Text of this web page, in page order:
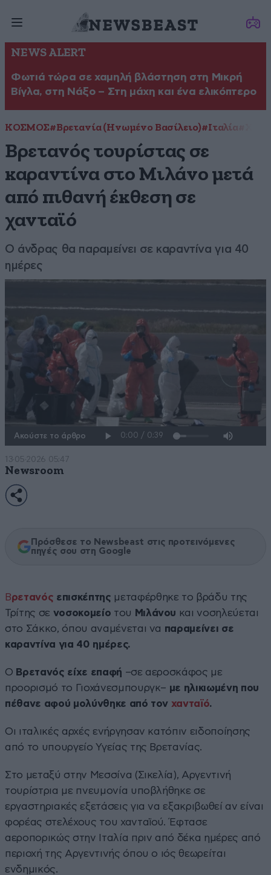
NEWS ALERT
Φωτιά τώρα σε χαμηλή βλάστηση στη Μικρή
Βίγλα, στη Νάξο – Στη μάχη και ένα ελικόπτερο
ΚΟΣΜΟΣ#Βρετανία (Ηνωμένο Βασίλειο)#Ιταλία
Βρετανός τουρίστας σε
καραντίνα στο Μιλάνο μετά
από πιθανή έκθεση σε
χανταϊό
Ο άνδρας θα παραμείνει σε καραντίνα για 40
ημέρες
Ακούστε το άρθρο
13·05·2026 05:47
Newsroom
Πρόσθεσε το Newsbeast στις προτεινόμενες
πηγές σου στη Google
Βρετανός επισκέπτης μεταφέρθηκε το βράδυ της
Τρίτης σε νοσοκομείο του Μιλάνου και νοσηλεύεται
στο Σάκκο, όπου αναμένεται να παραμείνει σε
καραντίνα για 40 ημέρες.
Ο Βρετανός είχε επαφή –σε αεροσκάφος με
προορισμό το Γιοχάνεσμπουργκ– με ηλικιωμένη που
πέθανε αφού μολύνθηκε από τον χανταϊό.
Οι ιταλικές αρχές ενήργησαν κατόπιν ειδοποίησης
από το υπουργείο Υγείας της Βρετανίας.
Στο μεταξύ στην Μεσσίνα (Σικελία), Αργεντινή
τουρίστρια με πνευμονία υποβλήθηκε σε
εργαστηριακές εξετάσεις για να εξακριβωθεί αν είναι
φορέας στελέχους του χανταϊού. Έφτασε
αεροπορικώς στην Ιταλία πριν από δέκα ημέρες από
περιοχή της Αργεντινής όπου ο ιός θεωρείται
ενδημικός.